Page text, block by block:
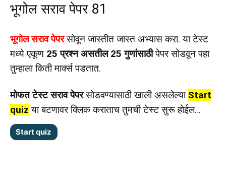
भूगोल सराव पेपर 81
भूगोल सराव पेपरसोवून जास्तीत जास्त अभ्यास करा. या टेस्ट
मध्ये एकूण 25 प्रश्न असतील 25 गुणांसाठीपेपर सोडवून पहा
तुम्हाला किती मार्क्स पडतात.
मोफत टेस्ट सराव पेपरसोडवण्यासाठी खाली असलेल्या Start
quiz या बटणावर क्लिक कराताच तुमची टेस्ट सुरू होईल…